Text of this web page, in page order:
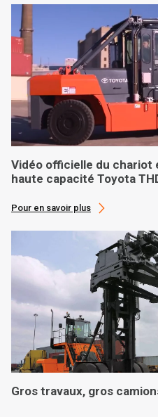
Vidéo officielle du chariot
haute capacité Toyota
Pour en savoir plus
Gros travaux, gros